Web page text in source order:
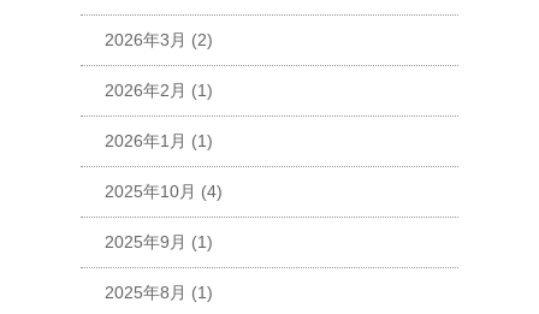
2026年3月 (2)
2026年2月 (1)
2026年1月 (1)
2025年10月 (4)
2025年9月 (1)
2025年8月 (1)